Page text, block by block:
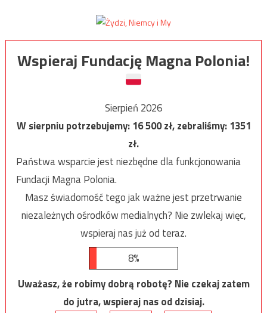
Wspieraj Fundację Magna Polonia!
Sierpień 2026
W sierpniu potrzebujemy:16 500zł, zebraliśmy:1351
zł.
Państwa wsparcie jest niezbędne dla funkcjonowania
Fundacji Magna Polonia.
Masz świadomość tego jak ważne jest przetrwanie
niezależnych ośrodków medialnych? Nie zwlekaj więc,
wspieraj nas już od teraz.
8%
Uważasz, że robimy dobrą robotę? Nie czekaj zatem
do jutra, wspieraj nas od dzisiaj.